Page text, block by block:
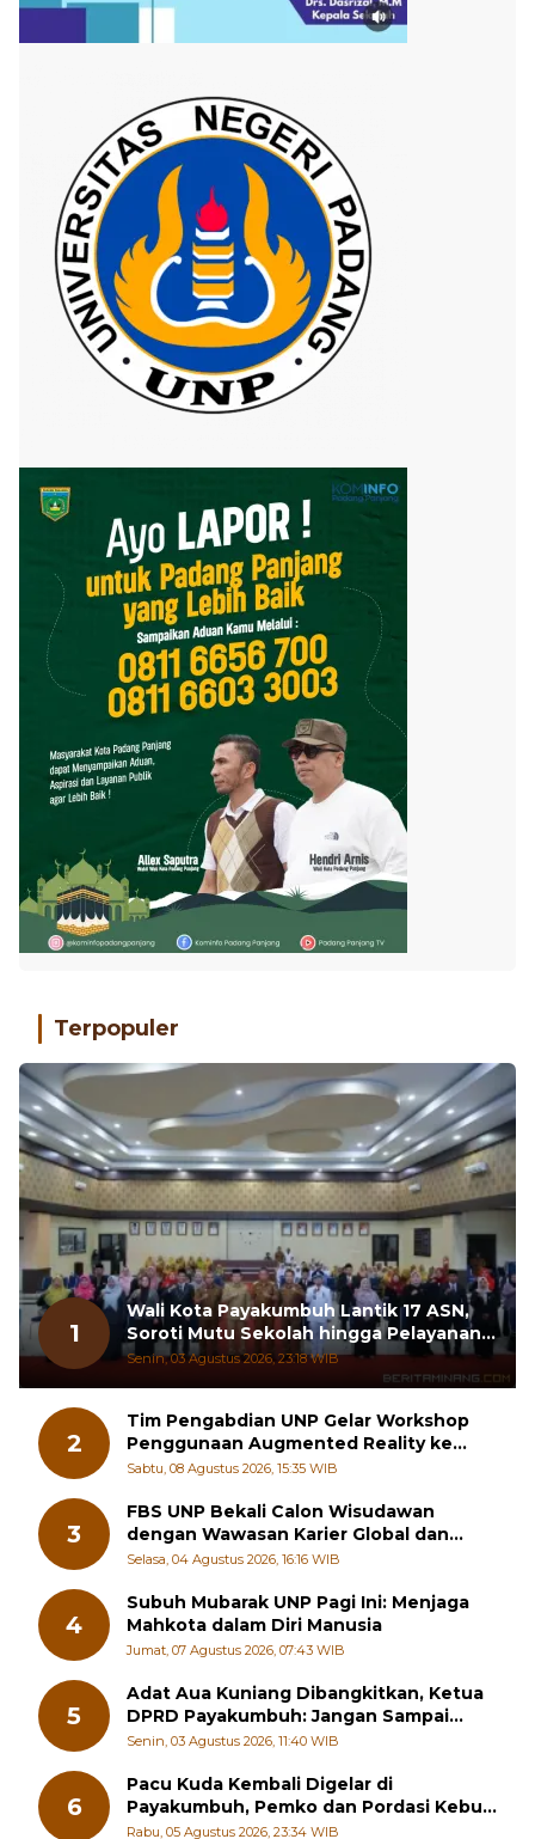
Terpopuler
1
Wali Kota Payakumbuh Lantik 17 ASN,
Soroti Mutu Sekolah hingga Pelayanan
RSUD
Senin, 03 Agustus 2026, 23:18 WIB
2
Tim Pengabdian UNP Gelar Workshop
Penggunaan Augmented Reality ke
Guru Kimia SMA di Padang Pariaman
Sabtu, 08 Agustus 2026, 15:35 WIB
3
FBS UNP Bekali Calon Wisudawan
dengan Wawasan Karier Global dan
Kewirausahaan Kreatif
Selasa, 04 Agustus 2026, 16:16 WIB
4
Subuh Mubarak UNP Pagi Ini: Menjaga
Mahkota dalam Diri Manusia
Jumat, 07 Agustus 2026, 07:43 WIB
5
Adat Aua Kuniang Dibangkitkan, Ketua
DPRD Payakumbuh: Jangan Sampai
Generasi Muda Hilang Jati Diri
Senin, 03 Agustus 2026, 11:40 WIB
6
Pacu Kuda Kembali Digelar di
Payakumbuh, Pemko dan Pordasi Kebut
Persiapan!
Rabu, 05 Agustus 2026, 23:34 WIB